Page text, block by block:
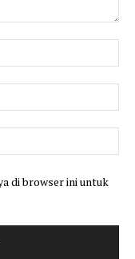
di browser ini untuk